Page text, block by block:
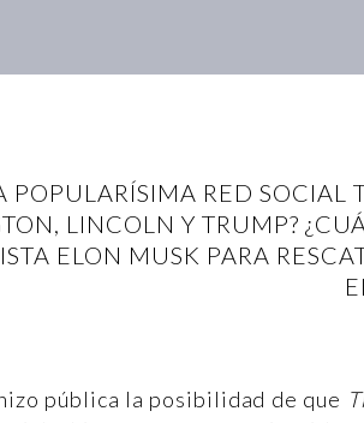
POPULARÍSIMA RED SOCIAL
LINCOLN Y TRUMP?
ELON MUSK PARA
pública la posibilidad de que